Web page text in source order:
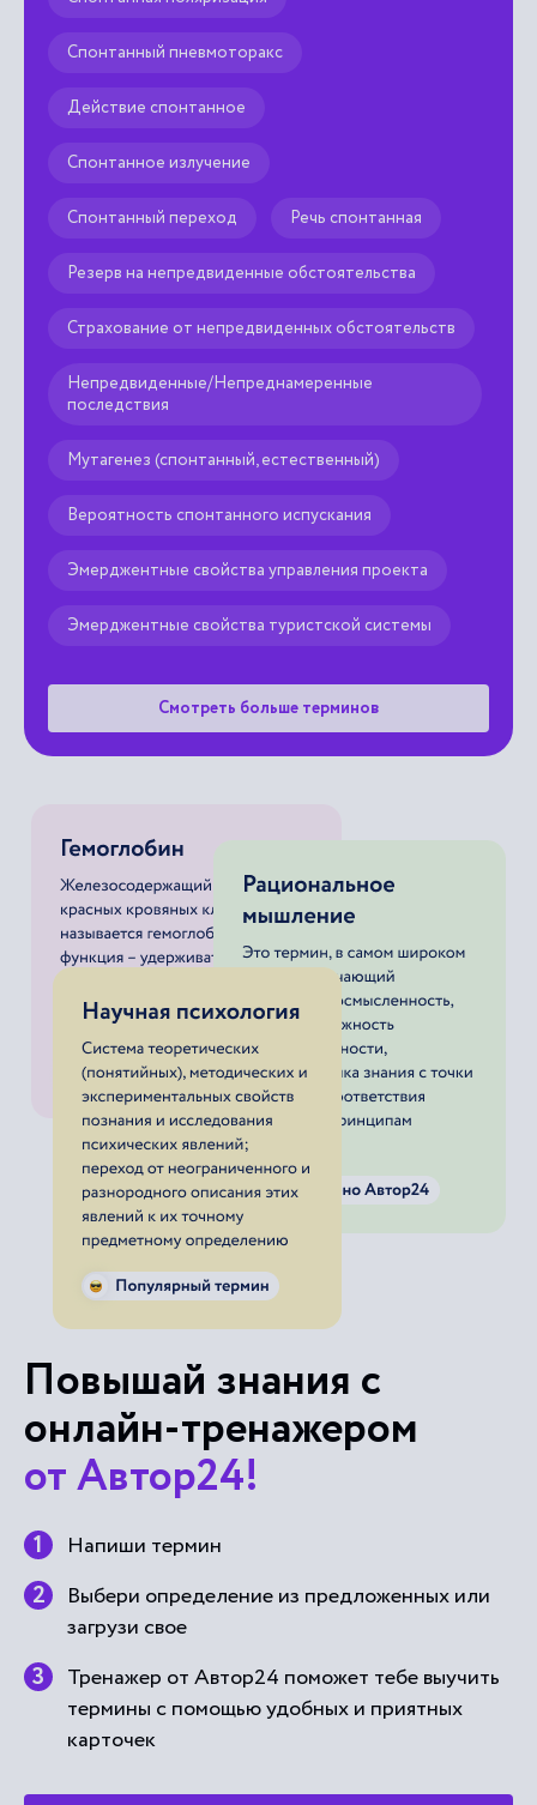
Спонтанный пневмоторакс
Действие спонтанное
Спонтанное излучение
Спонтанный переход Речь спонтанная
Резерв на непредвиденные обстоятельства
Страхование от непредвиденных обстоятельств
Непредвиденные/Непреднамеренные
последствия
Мутагенез (спонтанный, естественный)
Вероятность спонтанного испускания
Эмерджентные свойства управления проекта
Эмерджентные свойства туристской системы
Смотреть больше терминов
Повышай знания с
онлайн-тренажером
от Автор24!
Напиши термин
Выбери определение из предложенных или
загрузи свое
Тренажер от Автор24 поможет тебе выучить
термины с помощью удобных и приятных
карточек